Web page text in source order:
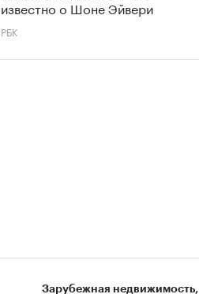
известно о Шоне Эйвери
РБК
Зарубежная недвижимость⁠,